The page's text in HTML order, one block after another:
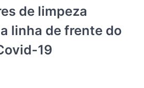
de limpeza
linha de frente do
19